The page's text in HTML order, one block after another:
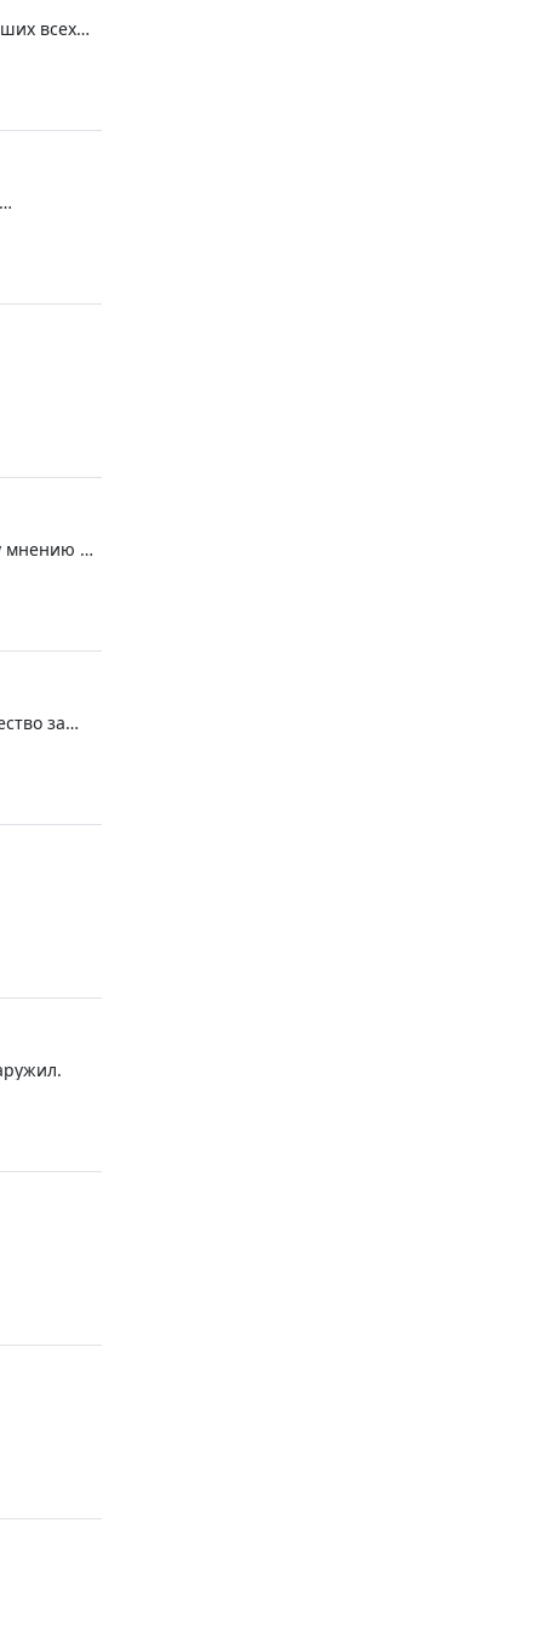
всех
мнению не
за